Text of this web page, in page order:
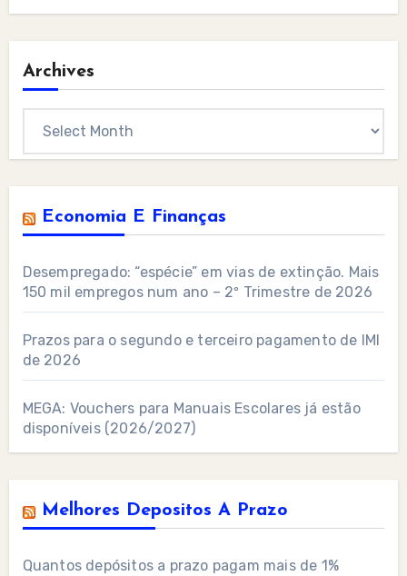
Archives
Economia E Finanças
Desempregado: “espécie” em vias de extinção. Mais
150 mil empregos num ano – 2º Trimestre de 2026
Prazos para o segundo e terceiro pagamento de IMI
de 2026
MEGA: Vouchers para Manuais Escolares já estão
disponíveis (2026/2027)
Melhores Depositos A Prazo
Quantos depósitos a prazo pagam mais de 1%